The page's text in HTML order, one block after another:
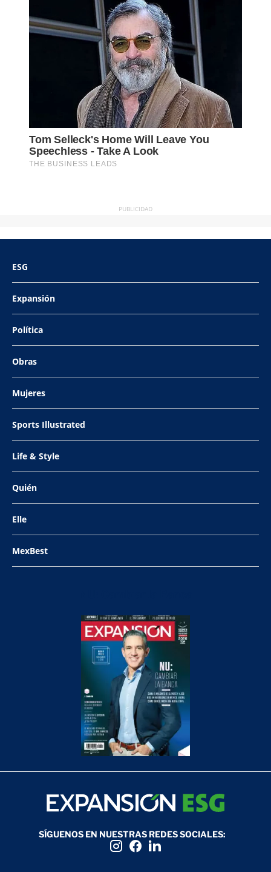
PUBLICIDAD
ESG
Expansión
Política
Obras
Mujeres
Sports Illustrated
Life & Style
Quién
Elle
MexBest
SÍGUENOS EN NUESTRAS REDES SOCIALES: